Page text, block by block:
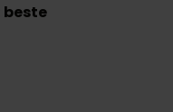
beste